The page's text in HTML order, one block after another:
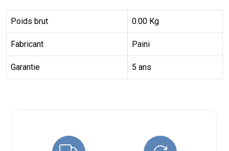
Poids brut 0.00 Kg
Fabricant Paini
Garantie 5 ans